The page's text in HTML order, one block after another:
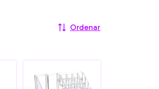
Ordenar